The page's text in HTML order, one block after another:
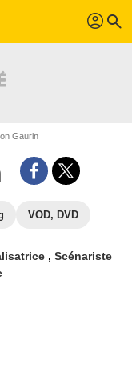
profil search
Gaurin
VOD, DVD
,Scénariste